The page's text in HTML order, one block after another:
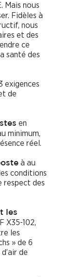
Mais nous
Fidèles à
nous
et des
ce
santé des
exigences
de
en
minimum,
réel.
à au
conditions
respect des
les
X35-102,
les
» de 6
de